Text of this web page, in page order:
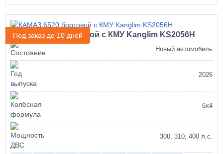
Под заказ до 10 дней
КАМАЗ 6520 бортовой с КМУ Kanglim KS2056H
Новый автомобиль
2026
6х4
300, 310, 400 л.с.